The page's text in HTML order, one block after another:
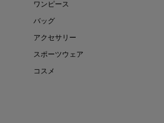
ワンピース
バッグ
アクセサリー
スポーツウェア
コスメ